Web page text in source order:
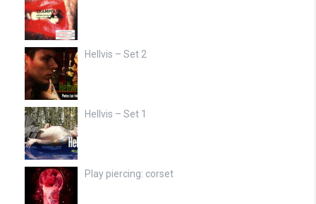
Hellvis – Set 2
Hellvis – Set 1
Play piercing: corset